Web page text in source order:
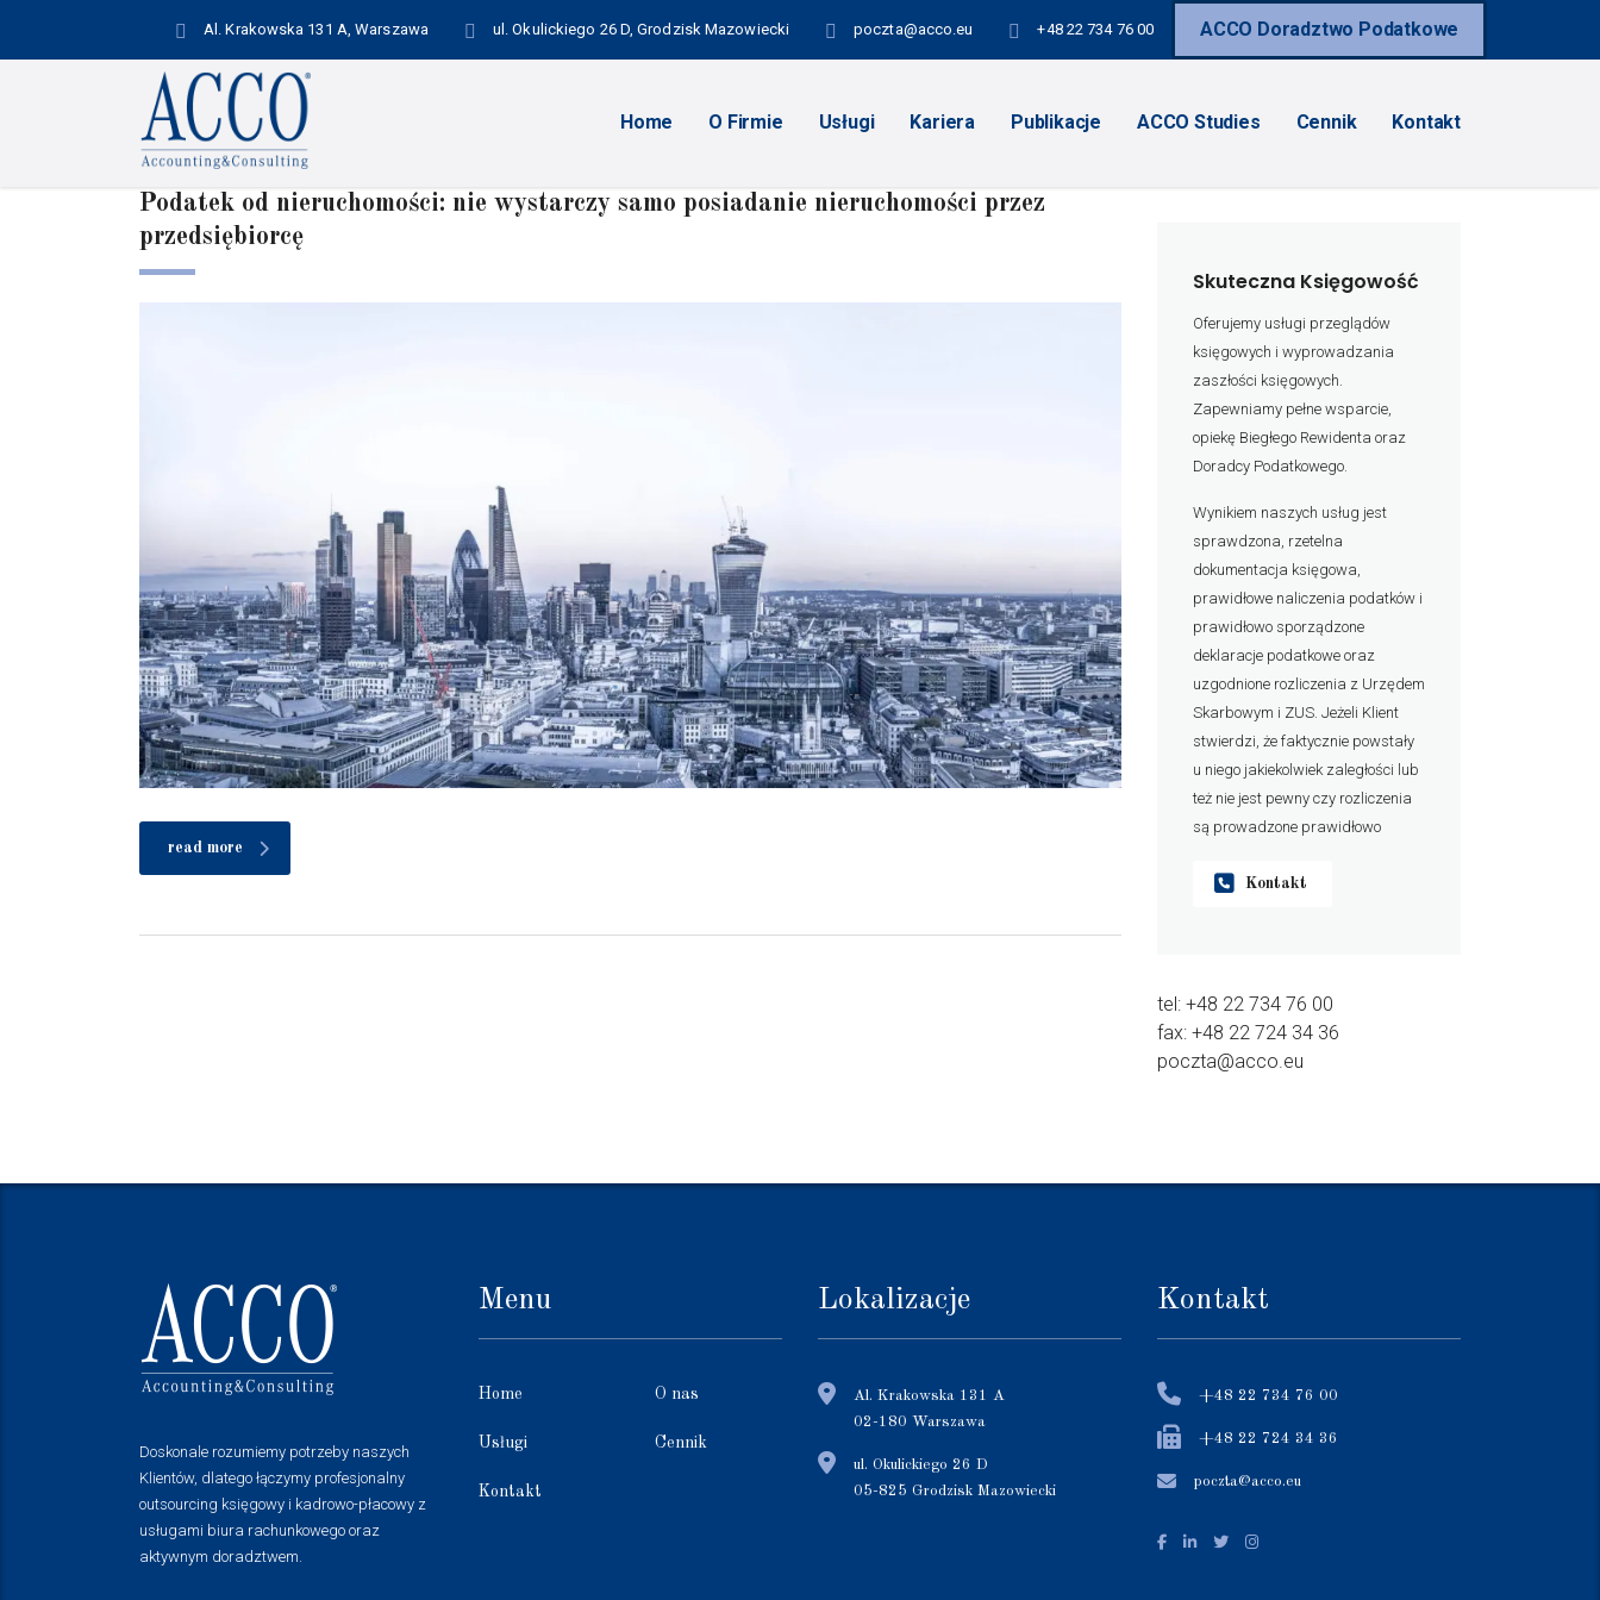
Al. Krakowska 131 A, Warszawa ul. Okulickiego 26 D, Grodzisk Mazowiecki poczta@acco.eu +48 22 734 76 00 ACCO Doradztwo Podatkowe
Home O Firmie Usługi Kariera Publikacje ACCO Studies Cennik Kontakt
Podatek od nieruchomości: nie wystarczy samo posiadanie nieruchomości przez
przedsiębiorcę
read more
Skuteczna Księgowość
Oferujemy usługi przeglądów
księgowych i wyprowadzania
zaszłości księgowych.
Zapewniamy pełne wsparcie,
opiekę Biegłego Rewidenta oraz
Doradcy Podatkowego.
Wynikiem naszych usług jest
sprawdzona, rzetelna
dokumentacja księgowa,
prawidłowe naliczenia podatków i
prawidłowo sporządzone
deklaracje podatkowe oraz
uzgodnione rozliczenia z Urzędem
Skarbowym i ZUS. Jeżeli Klient
stwierdzi, że faktycznie powstały
u niego jakiekolwiek zaległości lub
też nie jest pewny czy rozliczenia
są prowadzone prawidłowo
Kontakt
tel: +48 22 734 76 00
fax: +48 22 724 34 36
poczta@acco.eu
Doskonale rozumiemy potrzeby naszych
Klientów, dlatego łączymy profesjonalny
outsourcing księgowy i kadrowo-płacowy z
usługami biura rachunkowego oraz
aktywnym doradztwem.
Menu
Home O nas
Usługi Cennik
Kontakt
Lokalizacje
Al. Krakowska 131 A
02-180 Warszawa
ul. Okulickiego 26 D
05-825 Grodzisk Mazowiecki
Kontakt
+48 22 734 76 00
+48 22 724 34 36
poczta@acco.eu